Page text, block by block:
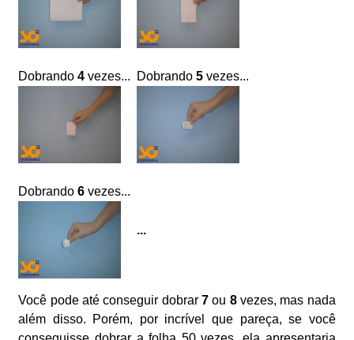
Dobrando4 vezes... Dobrando5 vezes...
Dobrando6 vezes...
...
Você pode até conseguir dobrar 7 ou 8vezes, mas nada
além disso. Porém, por incrível que pareça, se você